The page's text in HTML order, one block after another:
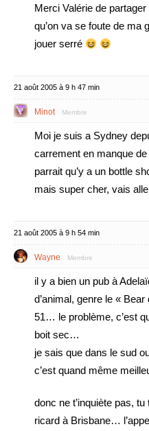
Merci Valérie de
qu’on va se foute de ma
jouer serré
21 août 2005 à 9 h 47 min
Minot Membre
Moi je suis a Sydney
carrement en manque de
parrait qu’y a un bottle
mais super cher, vais
21 août 2005 à 9 h 54 min
Wayne Membre
il y a bien un pub à
d’animal, genre le «
51… le problème, c’est
boit sec…
je sais que dans le sud
c’est quand même
donc ne t’inquiète pas,
ricard à Brisbane…